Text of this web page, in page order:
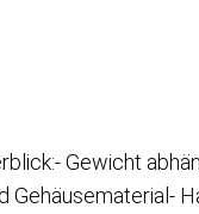
Gewicht
Gehäusematerial-